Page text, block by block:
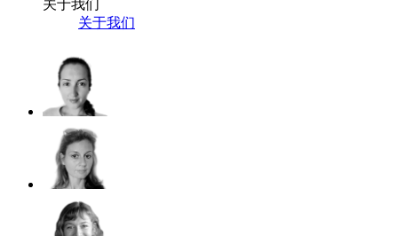
关于我们
关于我们